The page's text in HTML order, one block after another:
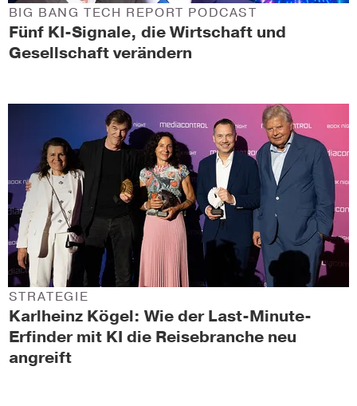
Fünf KI-Signale, die Wirtschaft und
Gesellschaft verändern
BIG BANG TECH REPORT PODCAST
Karlheinz Kögel: Wie der Last-Minute-
Erfinder mit KI die Reisebranche neu
angreift
STRATEGIE